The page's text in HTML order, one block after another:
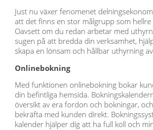
Just nu växer fenomenet
att det finns en stor målgrupp som
Oavsett om du redan arbetar med
sugen på att bredda din verksamhet,
skapa en lönsam och hållbar uthyrning
Onlinebokning
Med funktionen onlinebokning bokar
din befintliga hemsida.
översikt av era fordon och bokningar,
bekräfta med kunden direkt.
kalender hjälper dig att ha full koll och